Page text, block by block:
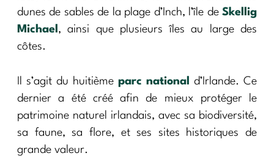
dunes de sables de la plage d’Inch, l’île de Skellig
Michael , ainsi que plusieurs îles au large des
côtes.
Il s’agit du huitième parc national
d’Irlande. Ce
dernier a été créé afin de mieux protéger le
patrimoine naturel irlandais, avec sa biodiversité,
sa faune, sa flore, et ses sites historiques de
grande valeur.